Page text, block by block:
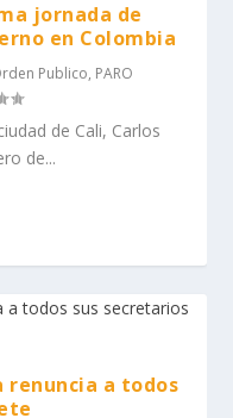
jornada de
en Colombia
Publico, PARO
de Cali, Carlos
de...
renuncia a todos